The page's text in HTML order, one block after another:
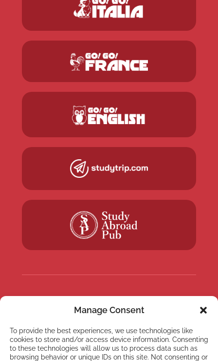
Manage Consent
To provide the best experiences, we use technologies like
cookies to store and/or access device information. Consenting
to these technologies will allow us to process data such as
browsing behavior or unique IDs on this site. Not consenting or
Abonnez-vous à notre
Newsletter